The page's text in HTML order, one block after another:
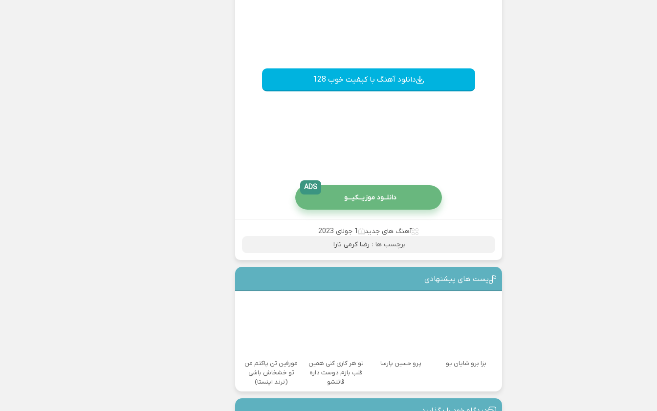
دانلود آهنگ با کیفیت خوب 128
دانلــود موزیــکیـــو
ADS
آهنگ های جدید
1 جولای 2023
برچسب ها : رضا کرمی تارا
پست های پیشنهادی
بزا برو شایان یو پرو حسین پارسا
تو هر کاری کنی همین
قلب بازم دوست داره
قاتلشو
مورفین تن پاکتم من
تو خشخاش باشی
(ترند اینستا)